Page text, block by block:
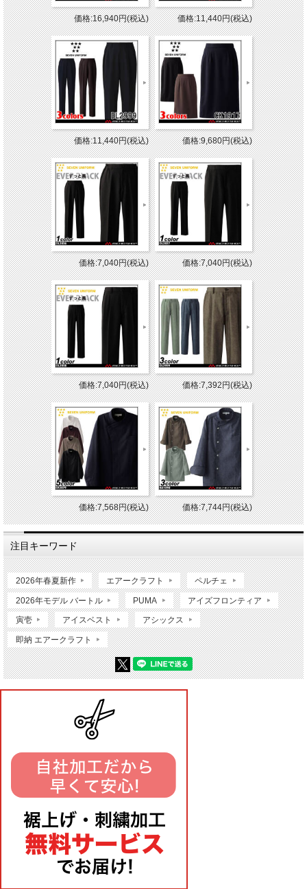
価格:16,940円(税込) 価格:11,440円(税込)
価格:11,440円(税込) 価格:9,680円(税込)
価格:7,040円(税込) 価格:7,040円(税込)
価格:7,040円(税込) 価格:7,392円(税込)
価格:7,568円(税込) 価格:7,744円(税込)
注目キーワード
2026年春夏新作 エアークラフト ペルチェ
2026年モデル バートル PUMA アイズフロンティア
寅壱 アイスベスト アシックス
即納 エアークラフト